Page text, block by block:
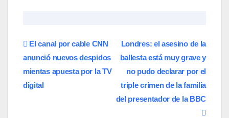
Navegación
de
entradas
Londres: el asesino de la
ballesta está muy grave y
no pudo declarar por el
triple crimen de la familia
del presentador de la BBC
El canal por cable CNN
anunció nuevos despidos
mientas apuesta por la TV
digital